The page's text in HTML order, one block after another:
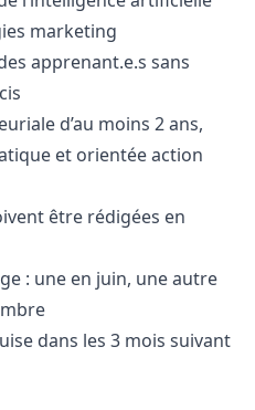
marketing
apprenant.e.s sans
d’au moins 2 ans,
et orientée action
être rédigées en
: une en juin, une autre
dans les 3 mois suivant